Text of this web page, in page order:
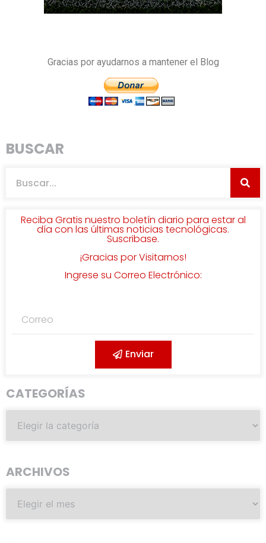
Gracias por ayudarnos a mantener el Blog
BUSCAR
Reciba Gratis nuestro boletín diario para estar al
día con las últimas noticias tecnológicas.
Suscribase.
¡Gracias por Visitarnos!
Ingrese su Correo Electrónico:
Enviar
CATEGORÍAS
ARCHIVOS